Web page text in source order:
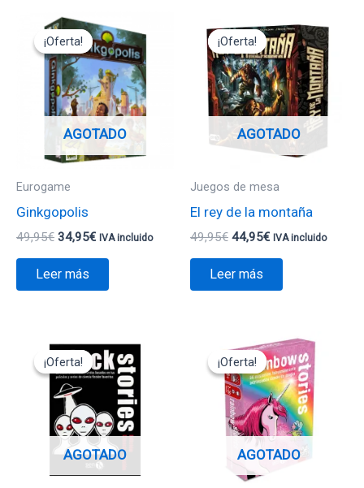
¡Oferta!
AGOTADO
¡Oferta!
Eurogame
Ginkgopolis
49,95€
El
precio
original
era:
49,95€.
34,95€
precio
actual
es:
34,95€.
IVA incluido
Leer más
¡Oferta!
AGOTADO
¡Oferta!
Juegos de mesa
El rey de la montaña
49,95€
precio
original
era:
49,95€.
44,95€
precio
actual
es:
44,95€.
IVA incluido
Leer más
¡Oferta!
AGOTADO
¡Oferta!
precio
original
era:
12,95€.
precio
actual
11,65€.
¡Oferta!
AGOTADO
¡Oferta!
precio
original
era:
12,95€.
El
precio
actual
es:
11,65€.